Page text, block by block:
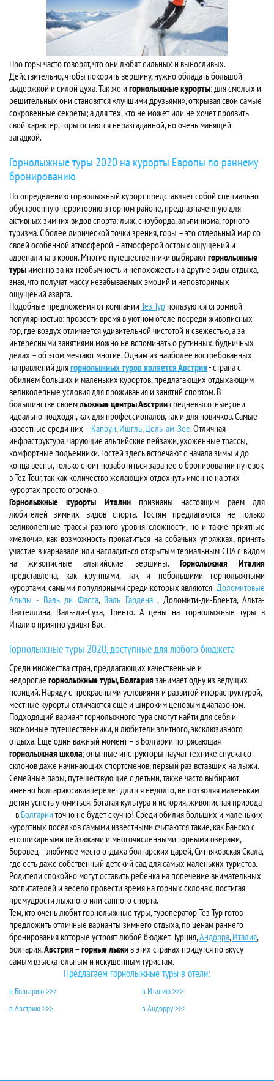
Про горы часто говорят, что они любят сильных и выносливых.
Действительно, чтобы покорить вершину, нужно обладать большой
выдержкой и силой духа. Так же и горнолыжные курорты: для смелых и
решительных они становятся «лучшими друзьями», открывая свои самые
сокровенные секреты; а для тех, кто не может или не хочет проявить
свой характер, горы остаются неразгаданной, но очень манящей
загадкой.
Горнолыжные туры 2020 на курорты Европы по раннему
бронированию
По определению горнолыжный курорт представляет собой специально
обустроенную территорию в горном районе, предназначенную для
активных зимних видов спорта: лыж, сноуборда, альпинизма, горного
туризма. С более лирической точки зрения, горы – это отдельный мир со
своей особенной атмосферой – атмосферой острых ощущений и
адреналина в крови. Многие путешественники выбираютгорнолыжные
туры именно за их необычность и непохожесть на другие виды отдыха,
зная, что получат массу незабываемых эмоций и неповторимых
ощущений азарта.
Подобные предложения от компании Тез Тур пользуются огромной
популярностью: провести время в уютном отеле посреди живописных
гор, где воздух отличается удивительной чистотой и свежестью, а за
интересными занятиями можно не вспоминать о рутинных, будничных
делах – об этом мечтают многие. Одним из наиболее востребованных
направлений длягорнолыжных туров является Австрия-страна с
обилием больших и маленьких курортов, предлагающих отдыхающим
великолепные условия для проживания и занятий спортом. В
большинстве своемлыжные центры Австриисредневысотные; они
идеально подходят, как для профессионалов, так и для новичков. Самые
известные среди них – Капрун,Ишгль,Цель-ам-Зее. Отличная
инфраструктура, чарующие альпийские пейзажи, ухоженные трассы,
комфортные подъемники. Гостей здесь встречают с начала зимы и до
конца весны, только стоит позаботиться заранее о бронировании путевок
в Tez Tour, так как количество желающих отдохнуть именно на этих
курортах просто огромно.
Горнолыжные курорты Италиипризнаны настоящим раем для
любителей зимних видов спорта. Гостям предлагаются не только
великолепные трассы разного уровня сложности, но и такие приятные
«мелочи», как возможность прокатиться на собачьих упряжках, принять
участие в карнавале или насладиться открытым термальным СПА с видом
на живописные альпийские вершины. Горнолыжная Италия
представлена, как крупными, так и небольшими горнолыжными
курортами, самыми популярными среди которых являются Доломитовые
Альпы - Валь ди Фасса, Валь Гардена, Доломити-ди-Брента, Альта-
Валтеллина, Валь-ди-Суза, Тренто. А цены на горнолыжные туры в
Италию приятно удивят Вас.
Горнолыжные туры 2020, доступные для любого бюджета
Среди множества стран, предлагающих качественные и
недорогие горнолыжные туры, Болгария занимает одну из ведущих
позиций. Наряду с прекрасными условиями и развитой инфраструктурой,
местные курорты отличаются еще и широким ценовым диапазоном.
Подходящий вариант горнолыжного тура смогут найти для себя и
экономные путешественники, и любители элитного, эксклюзивного
отдыха. Еще один важный момент – в Болгарии потрясающая
горнолыжная школа; опытные инструкторы научат технике спуска со
склонов даже начинающих спортсменов, первый раз вставших на лыжи.
Семейные пары, путешествующие с детьми, также часто выбирают
именно Болгарию: авиаперелет длится недолго, не позволяя маленьким
детям успеть утомиться. Богатая культура и история, живописная природа
– в Болгарии точно не будет скучно! Среди обилия больших и маленьких
курортных поселков самыми известными считаются такие, как Банско с
его шикарными пейзажами и многочисленными горными озерами,
Боровец – любимое место отдыха болгарских царей, Ситняковская Скала,
где есть даже собственный детский сад для самых маленьких туристов.
Родители спокойно могут оставить ребенка на попечение внимательных
воспитателей и весело провести время на горных склонах, постигая
премудрости лыжного или санного спорта.
Тем, кто очень любит горнолыжные туры, туроператор Тез Тур готов
предложить отличные варианты зимнего отдыха, по ценам раннего
бронирования которые устроят любой бюджет. Турция,Андорра,Италия,
Болгария,Австрия – горные лыжи в этих странах придутся по вкусу
самым взыскательным и искушенным туристам.
Предлагаем горнолыжные туры в отели:
в Болгарию >>>
в Италию >>>
в Австрию >>>
в Андорру >>>